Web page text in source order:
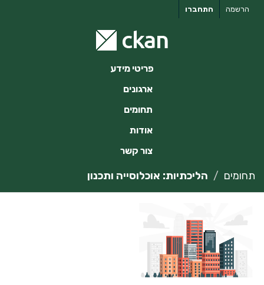
התחברו הרשמה
פריטי מידע
ארגונים
תחומים
אודות
צור קשר
תחומים הליכתיות: אוכלוסייה ותכנון